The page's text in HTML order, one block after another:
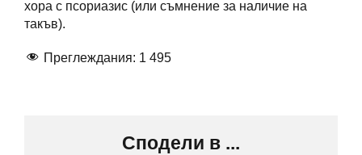
хора с псориазис (или съмнение за наличие на
такъв).
Преглеждания: 1 495
Сподели в ...